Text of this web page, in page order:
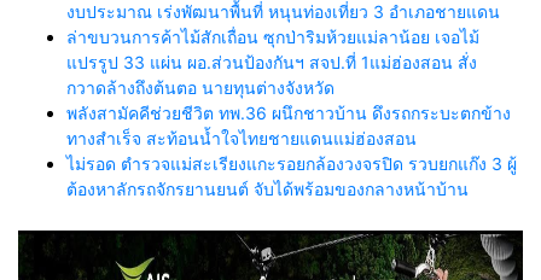
งบประมาณ เร่งพัฒนาพื้นที่ หนุนท่องเที่ยว 3 อำเภอชายแดน
ล่าขบวนการค้าไม้สักเถื่อน ซุกป่าริมห้วยแม่ลาน้อย เจอไม้
แปรรูป 33 แผ่น ผอ.ส่วนป้องกันฯ สจป.ที่ 1แม่ฮ่องสอน สั่ง
กวาดล้างถึงต้นตอ นายทุนต่างจังหวัด
พลังสามัคคีช่วยชีวิต ทพ.36 ผนึกชาวบ้าน ดึงรถกระบะตกข้าง
ทางสำเร็จ สะท้อนน้ำใจไทยชายแดนแม่ฮ่องสอน
ไม่รอด ตำรวจแม่สะเรียงแกะรอยกล้องวงจรปิด รวบยกแก๊ง 3 ผู้
ต้องหาลักรถจักรยานยนต์ จับได้พร้อมของกลางหน้าบ้าน